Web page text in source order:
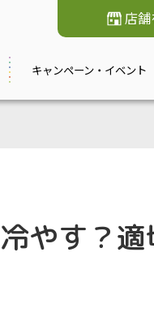
店
キャンペーン・ イベント
やす？